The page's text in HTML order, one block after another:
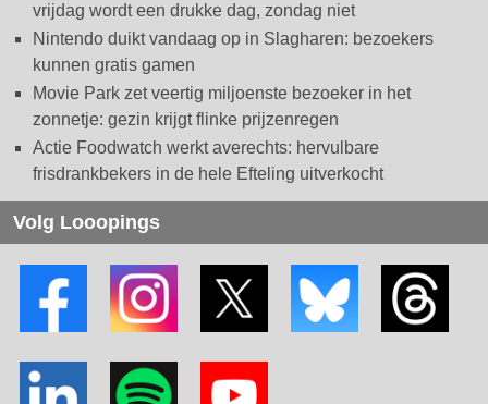
vrijdag wordt een drukke dag, zondag niet
Nintendo duikt vandaag op in Slagharen: bezoekers
kunnen gratis gamen
Movie Park zet veertig miljoenste bezoeker in het
zonnetje: gezin krijgt flinke prijzenregen
Actie Foodwatch werkt averechts: hervulbare
frisdrankbekers in de hele Efteling uitverkocht
Volg Looopings